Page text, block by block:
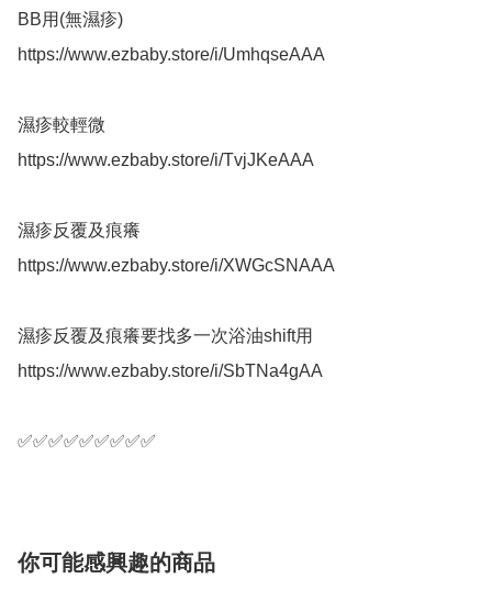
BB用(無濕疹)
https://www.ezbaby.store/i/UmhqseAAA
濕疹較輕微
https://www.ezbaby.store/i/TvjJKeAAA
濕疹反覆及痕癢
https://www.ezbaby.store/i/XWGcSNAAA
濕疹反覆及痕癢要找多一次浴油shift用
https://www.ezbaby.store/i/SbTNa4gAA
你可能感興趣的商品